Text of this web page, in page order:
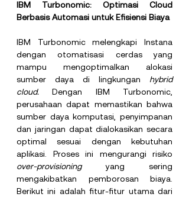
IBM Turbonomic: Optimasi Cloud
Berbasis Automasi untuk Efisiensi Biaya
IBM Turbonomic melengkapi Instana
dengan otomatisasi cerdas yang
mampu mengoptimalkan alokasi
sumber daya di lingkungan hybrid
cloud. Dengan IBM Turbonomic,
perusahaan dapat memastikan bahwa
sumber daya komputasi, penyimpanan
dan jaringan dapat dialokasikan secara
optimal sesuai dengan kebutuhan
over-provisioning yang sering
mengakibatkan pemborosan biaya.
Berikut ini adalah fitur-fitur utama dari